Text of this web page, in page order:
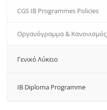
CGS IB Programmes Policies
Oργανόγραμμα & Κανονισμός
Γενικό Λύκειο
IB Diploma Programme